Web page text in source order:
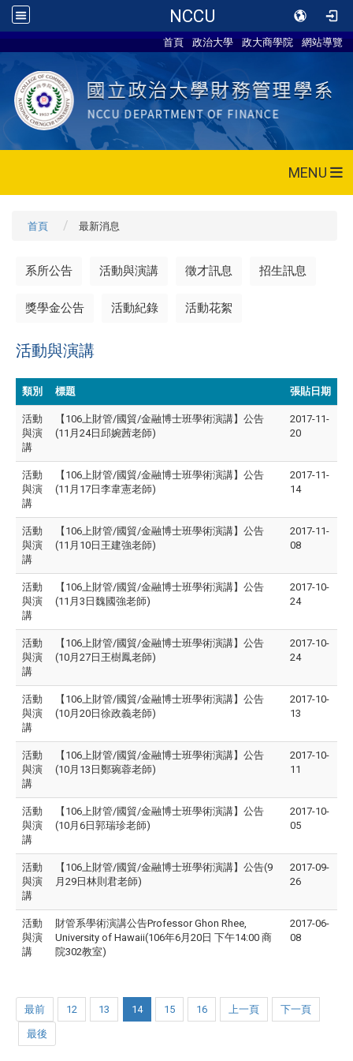
NCCU
首頁 政治大學 政大商學院 網站導覽
MENU
首頁 最新消息
系所公告 活動與演講 徵才訊息 招生訊息
獎學金公告 活動紀錄 活動花絮
活動與演講
類別 標題 張貼日期
活動
與演
講
【106上財管/國貿/金融博士班學術演講】公告
(11月24日邱婉茜老師)
2017-11-
20
活動
與演
講
【106上財管/國貿/金融博士班學術演講】公告
(11月17日李韋憲老師)
2017-11-
14
活動
與演
講
【106上財管/國貿/金融博士班學術演講】公告
(11月10日王建強老師)
2017-11-
08
活動
與演
講
【106上財管/國貿/金融博士班學術演講】公告
(11月3日魏國強老師)
2017-10-
24
活動
與演
講
【106上財管/國貿/金融博士班學術演講】公告
(10月27日王樹鳳老師)
2017-10-
24
活動
與演
講
【106上財管/國貿/金融博士班學術演講】公告
(10月20日徐政義老師)
2017-10-
13
活動
與演
講
【106上財管/國貿/金融博士班學術演講】公告
(10月13日鄭琬蓉老師)
2017-10-
11
活動
與演
講
【106上財管/國貿/金融博士班學術演講】公告
(10月6日郭瑞珍老師)
2017-10-
05
活動
與演
講
【106上財管/國貿/金融博士班學術演講】公告(9
月29日林則君老師)
2017-09-
26
活動
與演
講
財管系學術演講公告Professor Ghon Rhee,
University of Hawaii(106年6月20日 下午14:00 商
院302教室)
2017-06-
08
最前 12 13 14 15 16 上一頁 下一頁
最後